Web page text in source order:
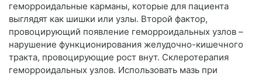
геморроидальные карманы, которые для пациента
выглядят как шишки или узлы. Второй фактор,
провоцирующий появление геморроидальных узлов –
нарушение функционирования желудочно-кишечного
тракта, провоцирующие рост внут. Склеротерапия
геморроидальных узлов. Использовать мазь при